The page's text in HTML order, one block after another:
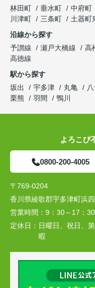
林田町
垂水町 中府町
川津町
三条町 土器町
沿線から探す
予讃線
瀬戸大橋線 高
高徳線
駅から探す
坂出
宇多津 丸亀
栗熊
羽間 鴨川
よろこび
0800-200-4005
〒769-0204
香川県綾歌郡宇多津町浜
営業時間： 9：30～17：30
定休日： 日曜日、祝日、
暇